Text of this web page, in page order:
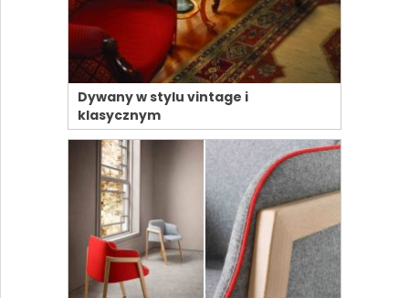
Dywany w stylu vintage i
klasycznym